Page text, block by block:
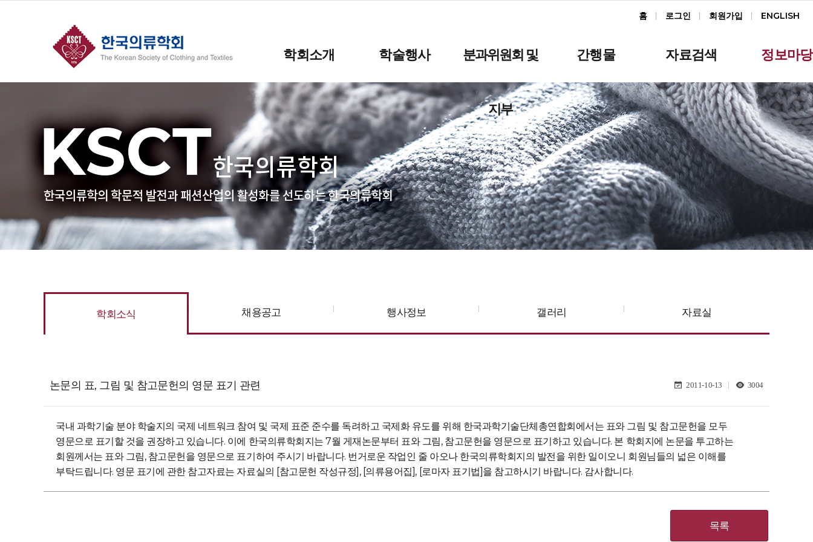
홈 로그인 회원가입 ENGLISH
학회소개 학술행사 분과위원회 및
지부
간행물 자료검색 정보마당
학회소식 채용공고 행사정보 갤러리 자료실
논문의 표, 그림 및 참고문헌의 영문 표기 관련 2011-10-13 3004
국내 과학기술 분야 학술지의 국제 네트워크 참여 및 국제 표준 준수를 독려하고 국제화 유도를 위해 한국과학기술단체총연합회에서는 표와 그림 및 참고문헌을 모두
영문으로 표기할 것을 권장하고 있습니다. 이에 한국의류학회지는 7월 게재논문부터 표와 그림, 참고문헌을 영문으로 표기하고 있습니다. 본 학회지에 논문을 투고하는
회원께서는 표와 그림, 참고문헌을 영문으로 표기하여 주시기 바랍니다. 번거로운 작업인 줄 아오나 한국의류학회지의 발전을 위한 일이오니 회원님들의 넓은 이해를
부탁드립니다. 영문 표기에 관한 참고자료는 자료실의 [참고문헌 작성규정], [의류용어집], [로마자 표기법]을 참고하시기 바랍니다. 감사합니다.
목록